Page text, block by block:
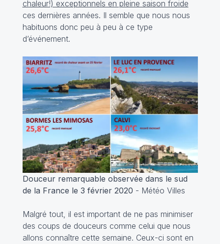
chaleur!) exceptionnels en pleine saison froide
ces dernières années. Il semble que nous nous
habituons donc peu à peu à ce type
d’événement.
Douceur remarquable observée dans le sud
de la France le 3 février 2020 - Météo Villes
Malgré tout, il est important de ne pas minimiser
des coups de douceurs comme celui que nous
allons connaître cette semaine. Ceux-ci sont en